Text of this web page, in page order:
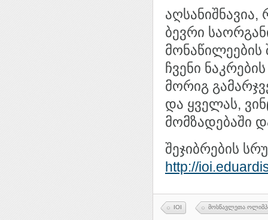
ბევრი
მონაწილეების
ჩვენი
მორიგ
და ყველას,
მომზადებაში
შეჯიბრების
http://
IOI მოსწავლეთა